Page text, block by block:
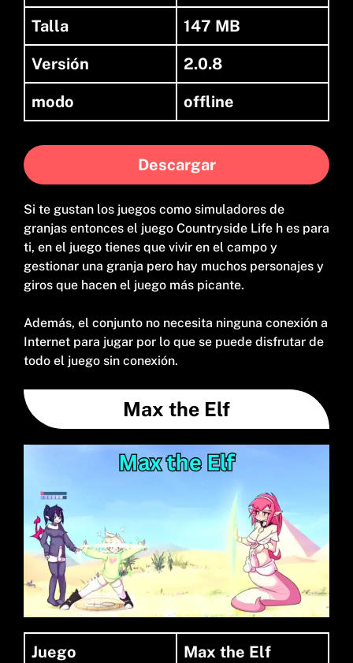
Talla
147 MB
Versión
2.0.8
modo
offline
Descargar
Si te gustan los juegos como simuladores de
granjas entonces el juego Countryside Life h es para
ti, en el juego tienes que vivir en el campo y
gestionar una granja pero hay muchos personajes y
giros que hacen el juego más picante.
Además, el conjunto no necesita ninguna conexión a
Internet para jugar por lo que se puede disfrutar de
todo el juego sin conexión.
Max the Elf
Juego
Max the Elf